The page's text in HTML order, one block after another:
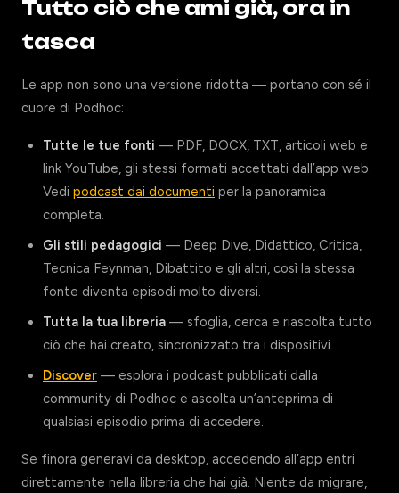
Tutto ciò che ami già, ora in
tasca
Le app non sono una versione ridotta — portano con sé il
cuore di Podhoc:
Tutte le tue fonti — PDF, DOCX, TXT, articoli web e
link YouTube, gli stessi formati accettati dall’app web.
Vedi podcast dai documenti per la panoramica
completa.
Gli stili pedagogici — Deep Dive, Didattico, Critica,
Tecnica Feynman, Dibattito e gli altri, così la stessa
fonte diventa episodi molto diversi.
Tutta la tua libreria — sfoglia, cerca e riascolta tutto
ciò che hai creato, sincronizzato tra i dispositivi.
Discover — esplora i podcast pubblicati dalla
community di Podhoc e ascolta un’anteprima di
qualsiasi episodio prima di accedere.
Se finora generavi da desktop, accedendo all’app entri
direttamente nella libreria che hai già. Niente da migrare,